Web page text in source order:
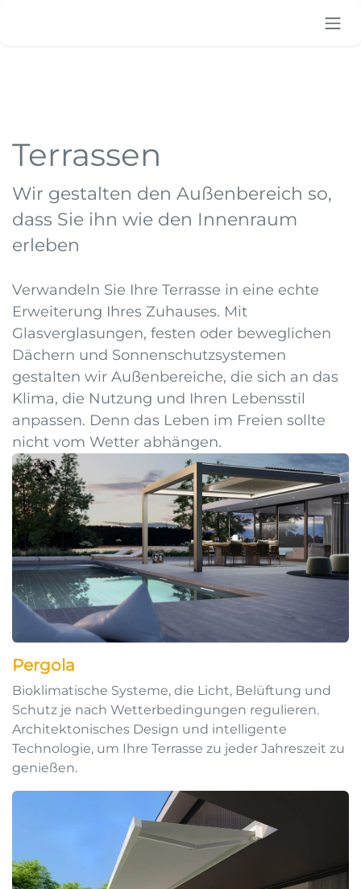
Terrassen
Wir gestalten den Außenbereich so,
dass Sie ihn wie den Innenraum
erleben
Verwandeln Sie Ihre Terrasse in eine echte
Erweiterung Ihres Zuhauses. Mit
Glasverglasungen, festen oder beweglichen
Dächern und Sonnenschutzsystemen
gestalten wir Außenbereiche, die sich an das
Klima, die Nutzung und Ihren Lebensstil
anpassen. Denn das Leben im Freien sollte
nicht vom Wetter abhängen.
Pergola
Bioklimatische Systeme, die Licht, Belüftung und
Schutz je nach Wetterbedingungen regulieren.
Architektonisches Design und intelligente
Technologie, um Ihre Terrasse zu jeder Jahreszeit zu
genießen.